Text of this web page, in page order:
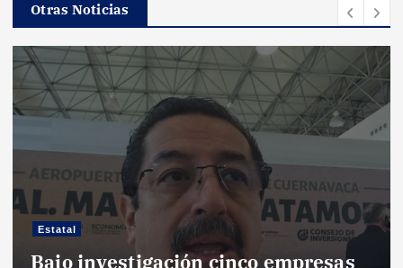
Otras Noticias
Estatal
Bajo investigación cinco empresas